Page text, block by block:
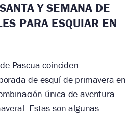
Y SEMANA DE
PARA ESQUIAR EN
Pascua coinciden
de esquí de primavera en
única de aventura
Estas son algunas